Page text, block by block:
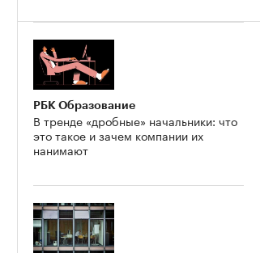
РБК Образование
В тренде «дробные» начальники: что
это такое и зачем компании их
нанимают